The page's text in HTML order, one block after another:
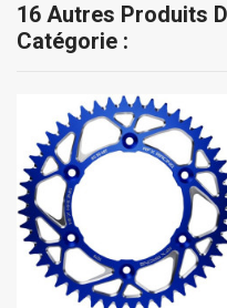
16 Autres Produits
Catégorie :